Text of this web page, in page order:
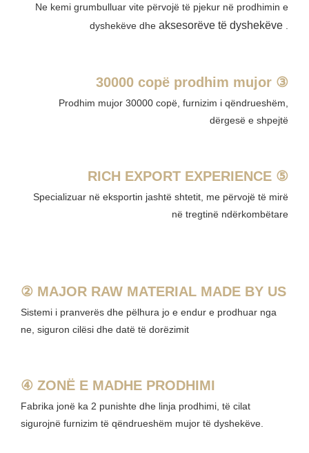
Ne kemi grumbulluar vite përvojë të pjekur në prodhimin e
dyshekëve dhe aksesorëve të dyshekëve .
30000 copë prodhim mujor ③
Prodhim mujor 30000 copë, furnizim i qëndrueshëm,
dërgesë e shpejtë
RICH EXPORT EXPERIENCE ⑤
Specializuar në eksportin jashtë shtetit, me përvojë të mirë
në tregtinë ndërkombëtare
② MAJOR RAW MATERIAL MADE BY US
Sistemi i pranverës dhe pëlhura jo e endur e prodhuar nga
ne, siguron cilësi dhe datë të dorëzimit
④ ZONË E MADHE PRODHIMI
Fabrika jonë ka 2 punishte dhe linja prodhimi, të cilat
sigurojnë furnizim të qëndrueshëm mujor të dyshekëve.